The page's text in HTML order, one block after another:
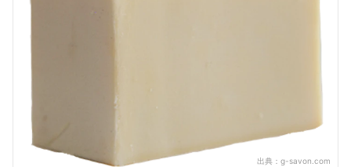
出典： g-savon.com